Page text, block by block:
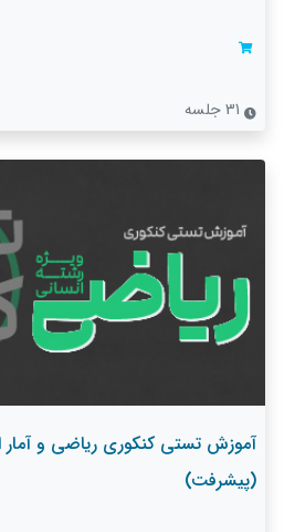
آموزش تستی کنکوری ریاضی و آمار
(پیشرفت)